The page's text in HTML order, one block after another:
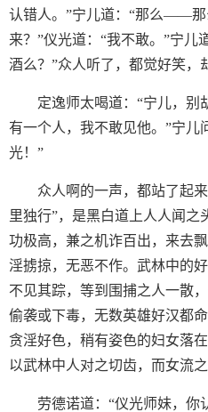
认错人。”宁儿道：“那么——
来？”仪光道：“我不敢。”宁儿
酒么？”众人听了，都觉好笑，
定逸师太喝道：“宁儿，别
有一个人，我不敢见他。”宁儿
光！”
众人啊的一声，都站了起
里独行”，是黑白道上人人闻
功极高，兼之机诈百出，来去
淫掳掠，无恶不作。武林中的
不见其踪，等到围捕之人一散
偷袭或下毒，无数英雄好汉都
贪淫好色，稍有姿色的妇女落
以武林中人对之切齿，而女流
劳德诺道：“仪光师妹，你